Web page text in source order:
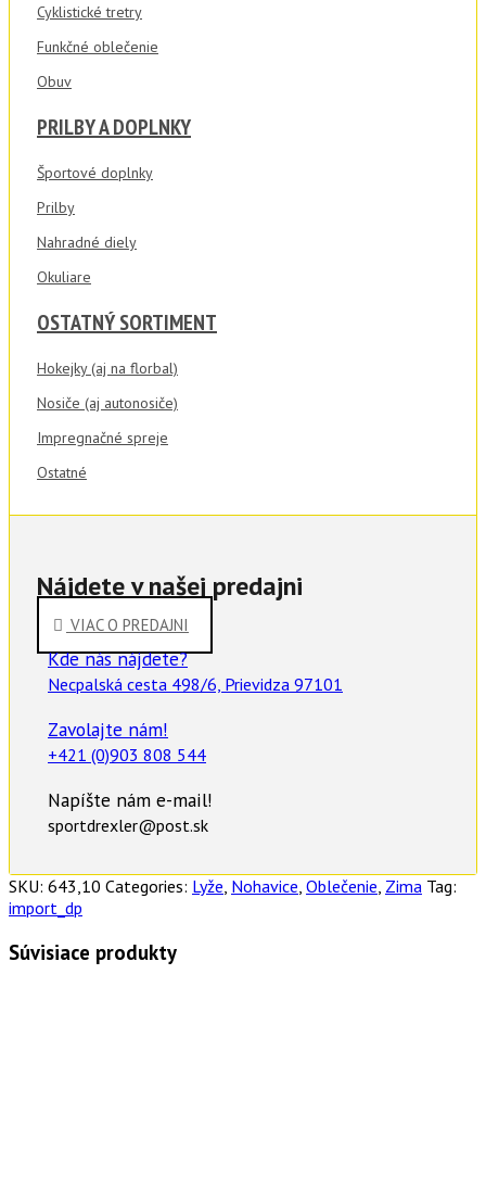
Cyklistické tretry
Funkčné oblečenie
Obuv
PRILBY A DOPLNKY
Športové doplnky
Prilby
Nahradné diely
Okuliare
OSTATNÝ SORTIMENT
Hokejky (aj na florbal)
Nosiče (aj autonosiče)
Impregnačné spreje
Ostatné
Nájdete v našej predajni
VIAC O PREDAJNI
Kde nás nájdete?
Necpalská cesta 498/6, Prievidza 97101
Zavolajte nám!
+421 (0)903 808 544
Napíšte nám e-mail!
sportdrexler@post.sk
SKU: 643,10 Categories: Lyže Nohavice Oblečenie Zima Tag:
import_dp
Súvisiace produkty